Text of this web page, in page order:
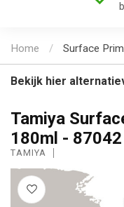
Home / Surface
Bekijk hier
Tamiya
180ml - 87042
TAMIYA